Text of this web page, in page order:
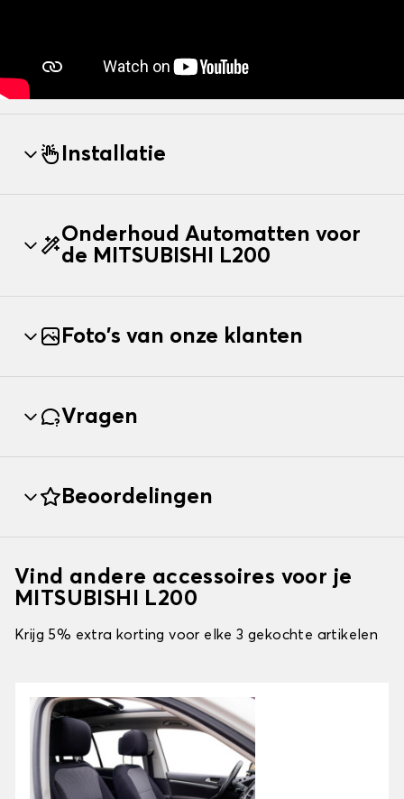
Installatie
Onderhoud Automatten voor
de MITSUBISHI L200
Foto's van onze klanten
Vragen
Beoordelingen
Vind andere accessoires voor je
MITSUBISHI L200
Krijg 5% extra korting voor elke 3 gekochte artikelen